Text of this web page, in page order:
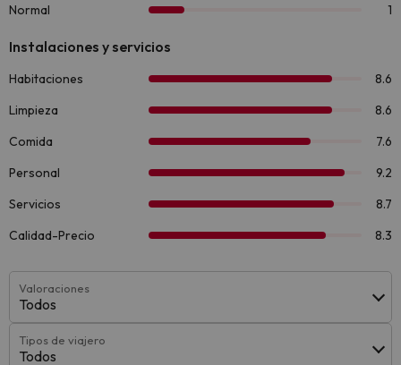
Valoraciones
Todos
Tipos de viajero
Todos